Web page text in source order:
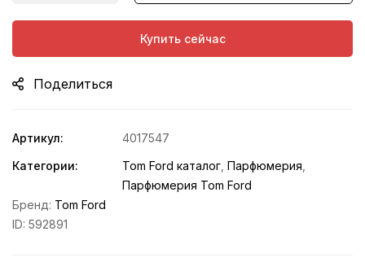
Купить сейчас
Поделиться
Артикул:
4017547
Категории:
Tom Ford каталог Парфюмерия
Парфюмерия Tom Ford
Бренд: Tom Ford
ID: 592891